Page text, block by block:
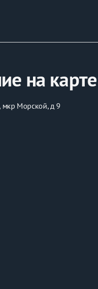
на карте
мкр Морской, д 9